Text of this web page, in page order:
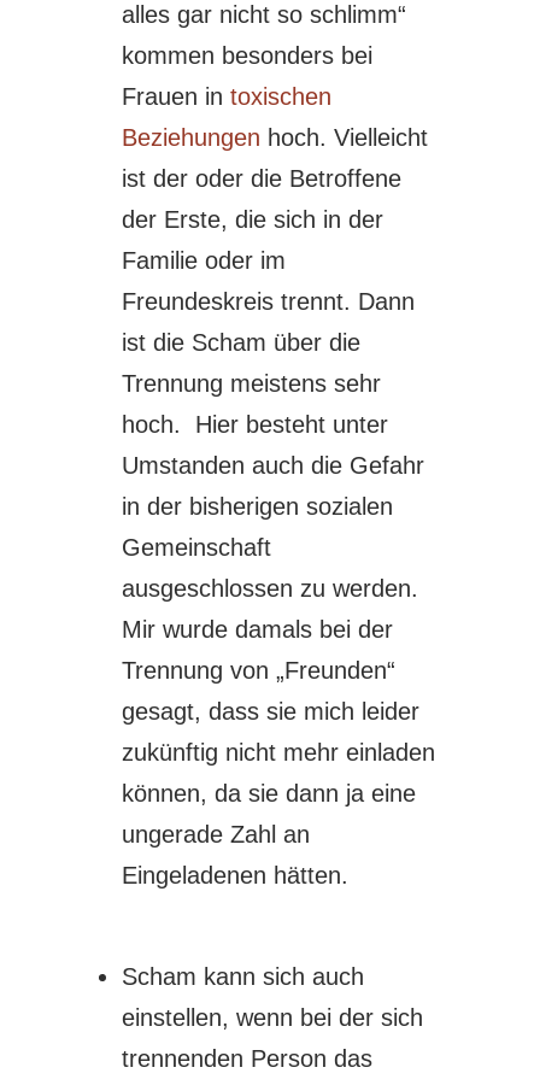
alles gar nicht so schlimm“
kommen besonders bei
Frauen in toxischen
Beziehungen hoch. Vielleicht
ist der oder die Betroffene
der Erste, die sich in der
Familie oder im
Freundeskreis trennt. Dann
ist die Scham über die
Trennung meistens sehr
hoch. Hier besteht unter
Umstanden auch die Gefahr
in der bisherigen sozialen
Gemeinschaft
ausgeschlossen zu werden.
Mir wurde damals bei der
Trennung von „Freunden“
gesagt, dass sie mich leider
zukünftig nicht mehr einladen
können, da sie dann ja eine
ungerade Zahl an
Eingeladenen hätten.
Scham kann sich auch
einstellen, wenn bei der sich
trennenden Person das